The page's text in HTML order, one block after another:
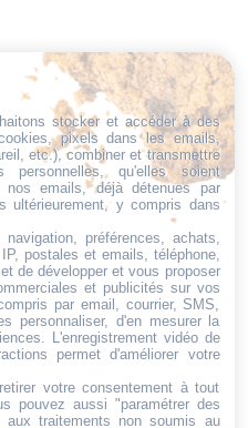
Trouvez ce qu'il vous faut,
au bon endroit
stocker et accéder à des
pixels dans les emails,
etc.), combiner et transmettre
personnelles, qu'elles soient
emails, déjà détenues par
ultérieurement, y compris dans
préférences, achats,
postales et emails, téléphone,
de développer et vous proposer
et publicités sur vos
par email, courrier, SMS,
personnaliser, d'en mesurer la
L'enregistrement vidéo de
permet d'améliorer votre
votre consentement à tout
pouvez aussi "paramétrer des
traitements non soumis au